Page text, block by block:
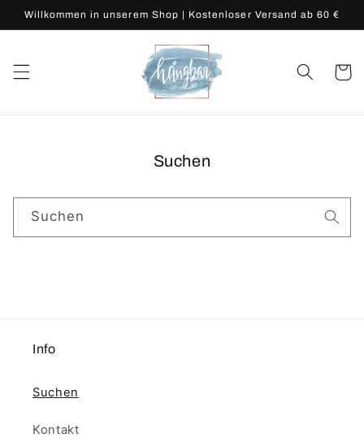
zum
Inhalt
Willkommen in unserem Shop | Kostenloser Versand ab 60 €
Suchen
Suchen
Info
Suchen
Kontakt